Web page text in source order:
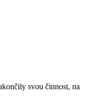
svou činnost, na